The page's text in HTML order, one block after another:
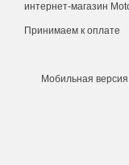
интернет-магазин
Принимаем к оплате
Мобильная версия